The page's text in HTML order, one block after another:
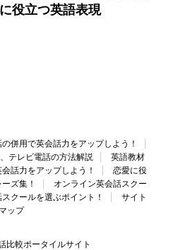
役立つ英語表現
併用で英会話力をアップしよう！
テレビ電話の方法解説
英語教材
話力をアップしよう！
恋愛に役
ズ集！
オンライン英会話スクー
クールを選ぶポイント！
サイト
マップ
比較ポータイルサイト